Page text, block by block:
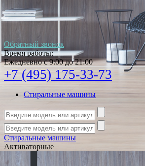
Обратный звонок
Время работы:
Ежедневно с 9:00 до 21:00
+7 (495) 175-33-73
Стиральные машины
Стиральные машины
Активаторные